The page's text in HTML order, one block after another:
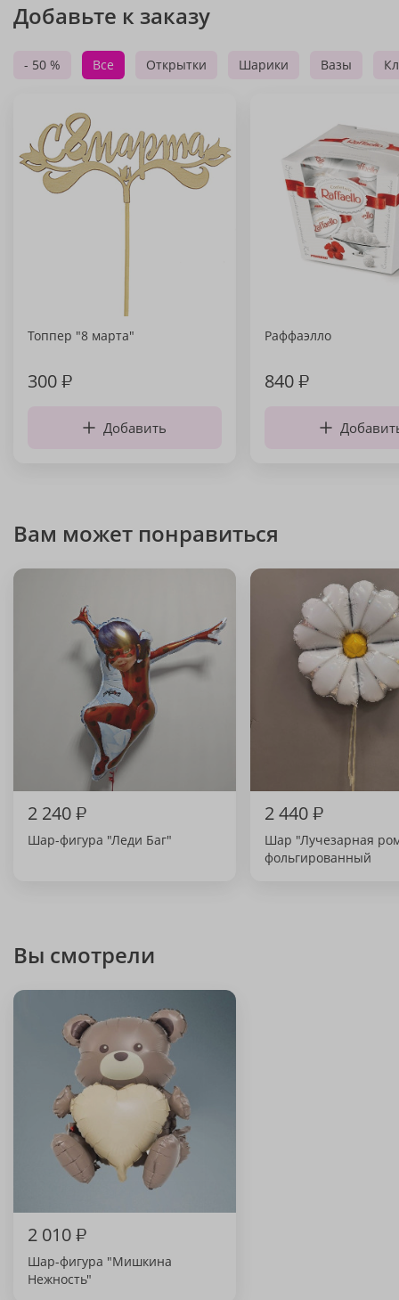
Добавьте к заказу
- 50 % Все Открытки Шарики Вазы
Топпер "8 марта"
300₽
Добавить
Раффаэлло
840₽
Вам может понравиться
2 240₽
Шар-фигура "Леди Баг"
2 440₽
Шар "Лучезарная
фольгированный
Вы смотрели
2 010₽
Шар-фигура "Мишкина
Нежность"